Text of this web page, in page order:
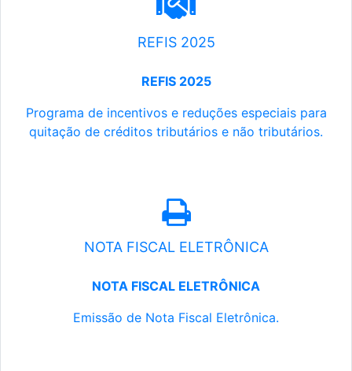
REFIS 2025
REFIS 2025
Programa de incentivos e reduções especiais para
quitação de créditos tributários e não tributários.
NOTA FISCAL ELETRÔNICA
NOTA FISCAL ELETRÔNICA
Emissão de Nota Fiscal Eletrônica.